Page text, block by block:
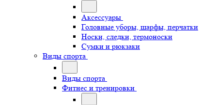
Аксессуары
Головные уборы, шарфы, перчатки
Носки, следки, термоноски
Сумки и рюкзаки
Виды спорта
Виды спорта
Фитнес и тренировки